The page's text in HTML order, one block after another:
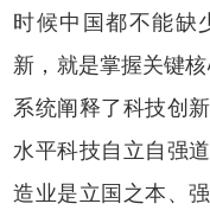
时候中国都不能缺
新，就是掌握关键
系统阐释了科技创
水平科技自立自强
造业是立国之本、